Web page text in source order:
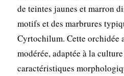
de teintes jaunes et marron
motifs et des marbrures
Cyrtochilum. Cette orchidée
modérée, adaptée à la
caractéristiques